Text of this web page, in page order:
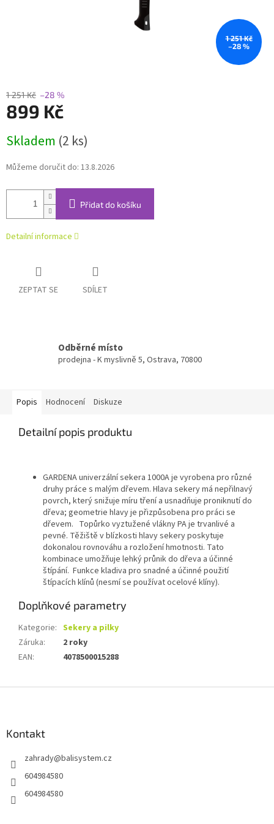
1 251 Kč
–28 %
1 251 Kč –28 %
899 Kč
cena:
Skladem (2 ks)
Můžeme doručit do: 13.8.2026
Přidat do košíku
Detailní informace
ZEPTAT SE SDÍLET
Odběrné místo
prodejna - K myslivně 5, Ostrava, 70800
Popis Hodnocení Diskuze
Detailní popis produktu
GARDENA univerzální sekera 1000A je vyrobena pro různé
druhy práce s malým dřevem. Hlava sekery má nepřilnavý
povrch, který snižuje míru tření a usnadňuje proniknutí do
dřeva; geometrie hlavy je přizpůsobena pro práci se
dřevem. Topůrko vyztužené vlákny PA je trvanlivé a
pevné. Těžiště v blízkosti hlavy sekery poskytuje
dokonalou rovnováhu a rozložení hmotnosti. Tato
kombinace umožňuje lehký průnik do dřeva a účinné
štípání. Funkce kladiva pro snadné a účinné použití
štípacích klínů (nesmí se používat ocelové klíny).
Doplňkové parametry
Kategorie: Sekery a pilky
Záruka:
2 roky
EAN: 4078500015288
Kontakt
zahrady@balisystem.cz
604984580
604984580